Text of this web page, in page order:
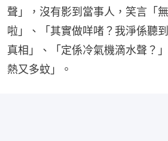
聲」，沒有影到當事人，笑言「
啦」、「其實做咩啫？我淨係聽
真相」、「定係冷氣機滴水聲？
熱又多蚊」。